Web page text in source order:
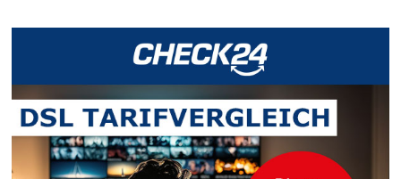
2007